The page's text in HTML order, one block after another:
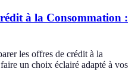
à la Consommation :
les offres de crédit à la
un choix éclairé adapté à vos